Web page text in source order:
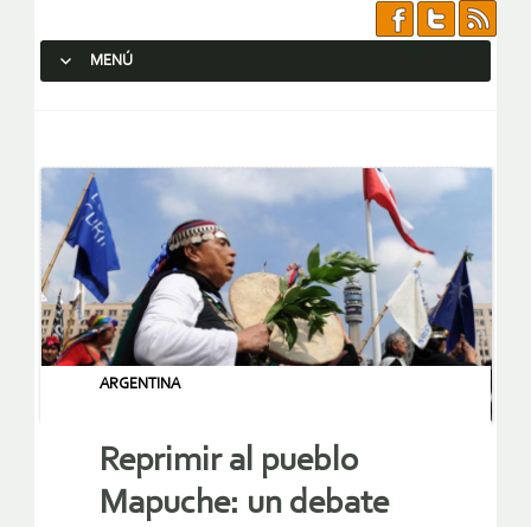
MENÚ
ARGENTINA
Reprimir al pueblo
Mapuche: un debate